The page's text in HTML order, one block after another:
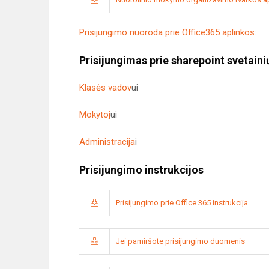
Prisijungimo nuoroda prie Office365 aplinkos:
Prisijungimas prie sharepoint
Klasės vadovui
Mokytojui
Administracijai
Prisijungimo instrukcijos
Prisijungimo prie Office 365 instrukcija
Jei pamiršote prisijungimo duomenis